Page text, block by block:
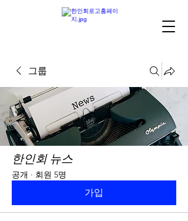
그룹
한인회 뉴스
공개 · 회원 5명
가입